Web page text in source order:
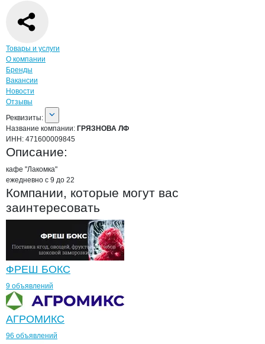
Навигация по странице
Товары и услуги
О компании
Бренды
Вакансии
Новости
Отзывы
О компании
Реквизиты
Реквизиты:
Название компании: ГРЯЗНОВА ЛФ
ИНН: 471600009845
Описание:
кафе "Лакомка"
ежедневно с 9 до 22
Компании, которые могут вас
заинтересовать
ФРЕШ БОКС
9 объявлений
АГРОМИКС
96 объявлений